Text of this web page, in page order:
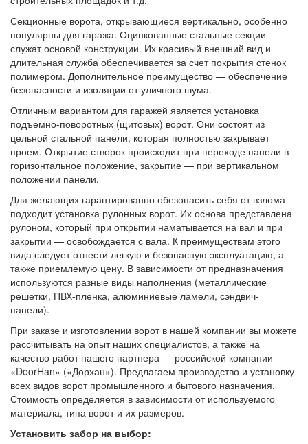
Секционные ворота, открывающиеся вертикально, особенно
популярны для гаража. Оцинкованные стальные секции
служат основой конструкции. Их красивый внешний вид и
длительная служба обеспечивается за счет покрытия стенок
полимером. Дополнительное преимущество — обеспечение
безопасности и изоляции от уличного шума.
Отличным вариантом для гаражей является установка
подъемно-поворотных (щитовых) ворот. Они состоят из
цельной стальной панели, которая полностью закрывает
проем. Открытие створок происходит при переходе панели в
горизонтальное положение, закрытие — при вертикальном
положении панели.
Для желающих гарантированно обезопасить себя от взлома
подходит установка рулонных ворот. Их основа представлена
рулоном, который при открытии наматывается на вал и при
закрытии — освобождается с вала. К преимуществам этого
вида следует отнести легкую и безопасную эксплуатацию, а
также приемлемую цену. В зависимости от предназначения
используются разные виды наполнения (металлические
решетки, ПВХ-пленка, алюминиевые ламели, сэндвич-
панели).
При заказе и изготовлении ворот в нашей компании вы можете
рассчитывать на опыт наших специалистов, а также на
качество работ нашего партнера — российской компании
«DoorHan» («Дорхан»). Предлагаем производство и установку
всех видов ворот промышленного и бытового назначения.
Стоимость определяется в зависимости от используемого
материала, типа ворот и их размеров.
Установить забор на выбор: